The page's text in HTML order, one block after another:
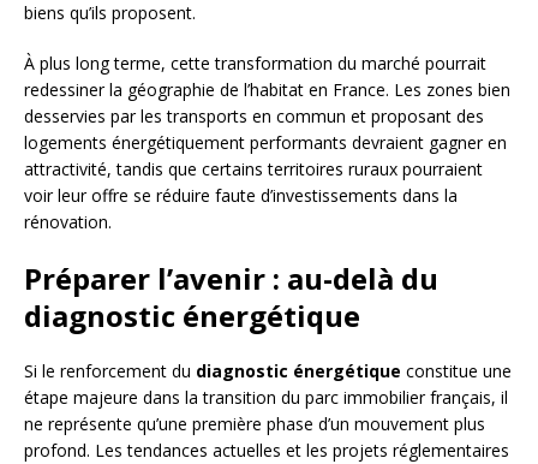
biens qu’ils proposent.
À plus long terme, cette transformation du marché pourrait
redessiner la géographie de l’habitat en France. Les zones bien
desservies par les transports en commun et proposant des
logements énergétiquement performants devraient gagner en
attractivité, tandis que certains territoires ruraux pourraient
voir leur offre se réduire faute d’investissements dans la
rénovation.
Préparer l’avenir : au-delà du
diagnostic énergétique
Si le renforcement du diagnostic énergétique constitue une
étape majeure dans la transition du parc immobilier français, il
ne représente qu’une première phase d’un mouvement plus
profond. Les tendances actuelles et les projets réglementaires